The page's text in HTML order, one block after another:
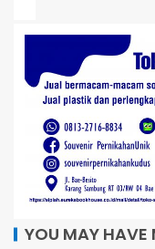
YOU MAY HAVE